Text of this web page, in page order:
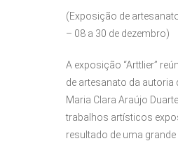
(Exposição de
– 08 a 30 de dezembro)
A exposição “Arttlier”
de artesanato da autoria
Maria Clara Araújo
trabalhos artísticos
resultado de uma